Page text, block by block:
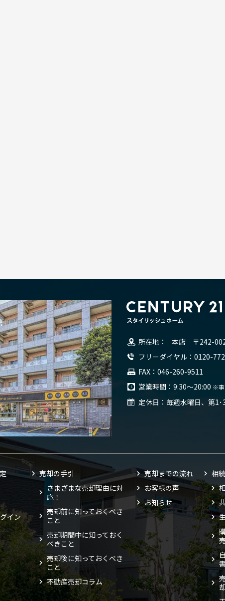
所在地 本店 〒242-
フリーダイヤル
0120-
FAX
046-260-9511
営業時間
9:30～20:00 ※事
定休日 毎週水曜日、第1･
イン
売却の手引
さまざまな売却理由に対
応！
売却前に知っておくべき
こと
売却期間中に知っておく
べきこと
売却後に知っておくべき
こと
不動産売却コラム
売却までの流れ
お客様の声
お知らせ
相